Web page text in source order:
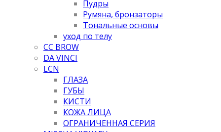
Пудры
Румяна, бронзаторы
Тональные основы
уход по телу
CC BROW
DA VINCI
LCN
ГЛАЗА
ГУБЫ
КИСТИ
КОЖА ЛИЦА
ОГРАНИЧЕННАЯ СЕРИЯ